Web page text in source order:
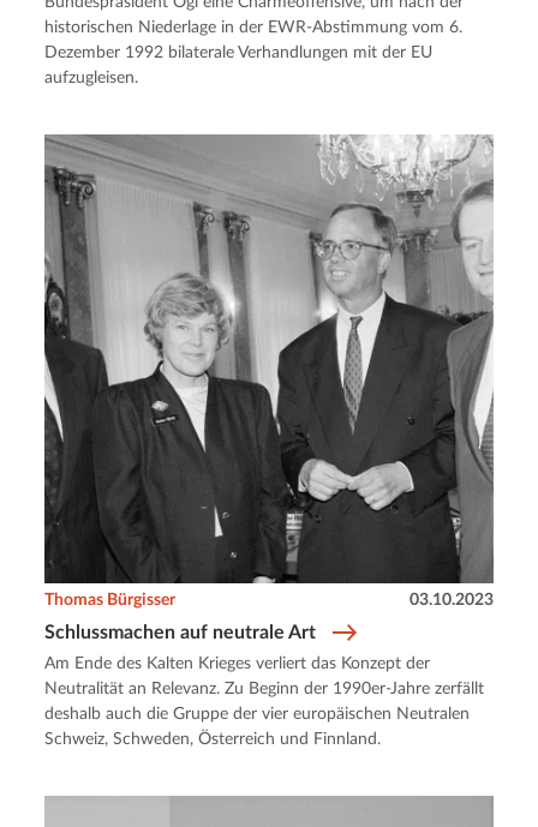
historischen Niederlage in der EWR-Abstimmung vom 6.
Dezember 1992 bilaterale Verhandlungen mit der EU
aufzugleisen.
Schlussmachen auf neutrale Art
Thomas Bürgisser 03.10.2023
Am Ende des Kalten Krieges verliert das Konzept der
Neutralität an Relevanz. Zu Beginn der 1990er-Jahre zerfällt
deshalb auch die Gruppe der vier europäischen Neutralen
Schweiz, Schweden, Österreich und Finnland.